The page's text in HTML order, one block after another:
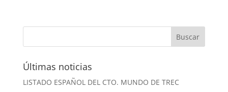
Últimas noticias
LISTADO ESPAÑOL DEL CTO. MUNDO DE TREC